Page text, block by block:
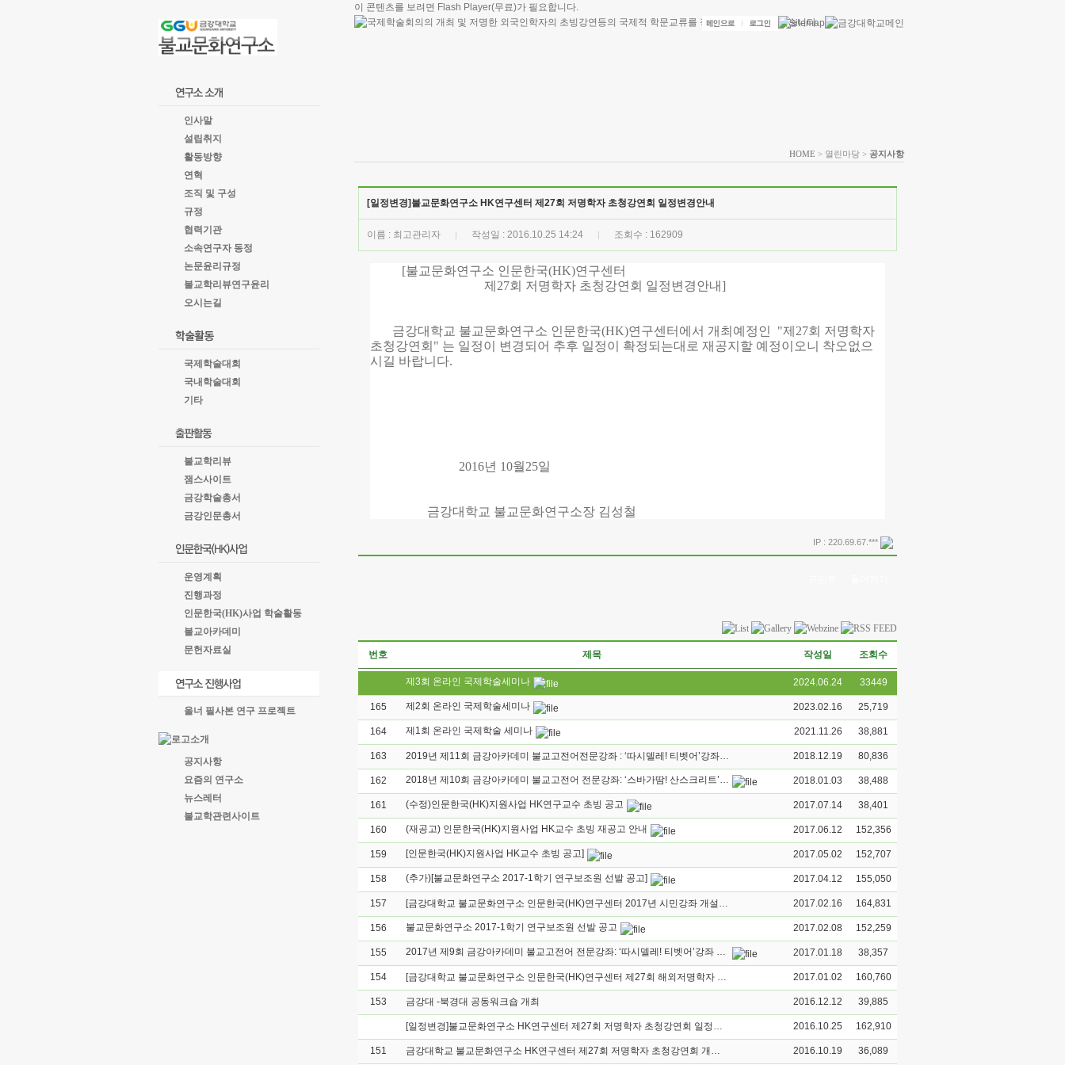
인사말
설립취지
활동방향
연혁
조직 및 구성
규정
협력기관
소속연구자 동정
논문윤리규정
불교학리뷰연구윤리
오시는길
국제학술대회
국내학술대회
기타
불교학리뷰
잼스사이트
금강학술총서
금강인문총서
운영계획
진행과정
인문한국(HK)사업 학술활동
불교아카데미
문헌자료실
올너 필사본 연구 프로젝트
공지사항
요즘의 연구소
뉴스레터
불교학관련사이트
이 콘텐츠를 보려면 Flash Player(무료)가 필요합니다.
HOME > 열린마당 > 공지사항
[일정변경]불교문화연구소 HK연구센터 제27회 저명학자 초청강연회 일정변경안내
이름 : 최고관리자 | 작성일 : 2016.10.25 14:24 | 조회수 : 162909
[불교문화연구소 인문한국(HK)연구센터
제27회 저명학자 초청강연회 일정변경안내]
금강대학교 불교문화연구소 인문한국(HK)연구센터에서 개최예정인 "제27회 저명학자
초청강연회" 는 일정이 변경되어 추후 일정이 확정되는대로 재공지할 예정이오니 착오없으
시길 바랍니다.
2016년 10월25일
금강대학교 불교문화연구소장 김성철
IP : 220.69.67.***
번호 제목 작성일 조회수
제3회 온라인 국제학술세미나 2024.06.24 33449
165 제2회 온라인 국제학술세미나 2023.02.16 25,719
164 제1회 온라인 국제학술 세미나 2021.11.26 38,881
163 2018.12.19 80,836
162 2018.01.03 38,488
161 (수정)인문한국(HK)지원사업 HK연구교수 초빙 공고 2017.07.14 38,401
160 (재공고) 인문한국(HK)지원사업 HK교수 초빙 재공고 안내 2017.06.12 152,356
159 [인문한국(HK)지원사업 HK교수 초빙 공고] 2017.05.02 152,707
158 (추가)[불교문화연구소 2017-1학기 연구보조원 선발 공고] 2017.04.12 155,050
157 2017.02.16 164,831
156 불교문화연구소 2017-1학기 연구보조원 선발 공고 2017.02.08 152,259
155 2017.01.18 38,357
154 2017.01.02 160,760
153 금강대 -북경대 공동워크숍 개최 2016.12.12 39,885
2016.10.25 162,910
151 2016.10.19 36,089